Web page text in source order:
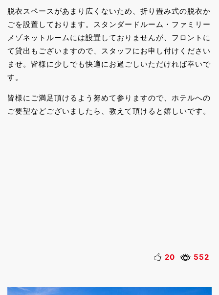
脱衣スペースがあまり広くないため、折り畳み式の脱衣か
ごを設置しております。スタンダードルーム・ファミリー
メゾネットルームには設置しておりませんが、フロントに
て貸出もございますので、スタッフにお申し付けください
ませ。皆様に少しでも快適にお過ごしいただければ幸いで
す。
皆様にご満足頂けるよう努めて参りますので、ホテルへの
ご要望などございましたら、教えて頂けると嬉しいです。
20 552